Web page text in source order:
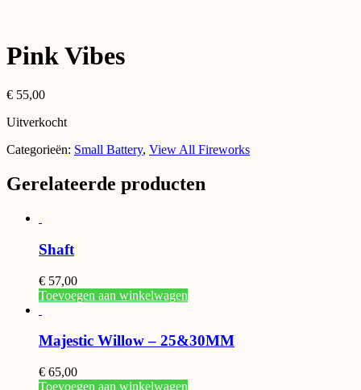
Pink Vibes
€ 55,00
Uitverkocht
Categorieën: Small Battery, View All Fireworks
Gerelateerde producten
Shaft
€ 57,00
Toevoegen aan winkelwagen
Majestic Willow – 25&30MM
€ 65,00
Toevoegen aan winkelwagen